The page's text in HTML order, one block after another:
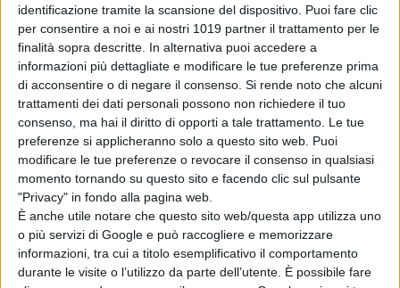
identificazione tramite la scansione del dispositivo. Puoi fare clic
per consentire a noi e ai nostri 1019 partner il trattamento per le
finalità sopra descritte. In alternativa puoi accedere a
informazioni più dettagliate e modificare le tue preferenze prima
di acconsentire o di negare il consenso. Si rende noto che alcuni
trattamenti dei dati personali possono non richiedere il tuo
consenso, ma hai il diritto di opporti a tale trattamento. Le tue
preferenze si applicheranno solo a questo sito web. Puoi
modificare le tue preferenze o revocare il consenso in qualsiasi
momento tornando su questo sito e facendo clic sul pulsante
"Privacy" in fondo alla pagina web.
È anche utile notare che questo sito web/questa app utilizza uno
o più servizi di Google e può raccogliere e memorizzare
informazioni, tra cui a titolo esemplificativo il comportamento
durante le visite o l’utilizzo da parte dell’utente. È possibile fare